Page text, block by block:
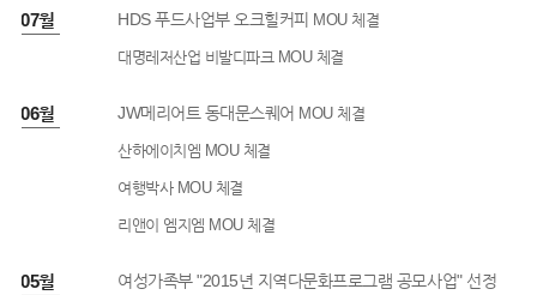
07월 HDS 푸드사업부 오크힐커피 MOU 체결
대명레저산업 비발디파크 MOU 체결
06월 JW메리어트 동대문스퀘어 MOU 체결
산하에이치엠 MOU 체결
여행박사 MOU 체결
리앤이 엠지엠 MOU 체결
05월
여성가족부 "2015년 지역다문화프로그램 공모사업" 선정